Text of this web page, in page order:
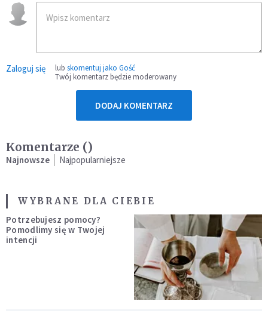
Zaloguj się lub skomentuj jako Gość
Twój komentarz będzie moderowany
DODAJ KOMENTARZ
Komentarze ()
Najnowsze Najpopularniejsze
WYBRANE DLA CIEBIE
Potrzebujesz pomocy?
Pomodlimy się w Twojej
intencji